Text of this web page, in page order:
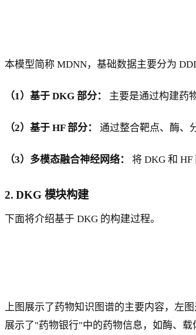
本模型简称 MDNN，基础数据主要分为
（1）基于 DKG 部分： 主要是通过构建药
（2）基于 HF 部分： 通过整合靶点、酶、
（3）多模态融合神经网络： 将 DKG 和
2. DKG 模块构建
下面将介绍基于 DKG 的构建过程。
上图展示了药物知识图谱的主要内容，左
展示了"药物银行"中的药物信息，如酶、